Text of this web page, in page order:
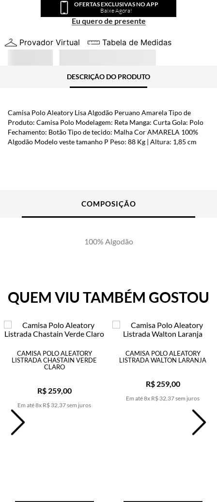
OFERTAS EXCLUSIVAS NO APP
Baixe Agora!
Eu quero de presente
Provador Virtual Tabela de Medidas
DESCRIÇÃO DO PRODUTO
Camisa Polo Aleatory Lisa Algodão Peruano Amarela Tipo de
Produto: Camisa Polo Modelagem: Reta Manga: Curta Gola: Polo
Fechamento: Botão Tipo de tecido: Malha Cor AMARELA 100%
Algodão Modelo veste tamanho P Peso: 88 Kg | Altura: 1,85 cm
100% Algodão
QUEM VIU TAMBÉM GOSTOU
CAMISA POLO ALEATORY
LISTRADA CHASTAIN VERDE
CLARO
R$ 259,00
Em até8x R$ 32,37sem juros
CAMISA POLO ALEATORY
LISTRADA WALTON LARANJA
R$ 259,00
Em até8x R$ 32,37sem juros